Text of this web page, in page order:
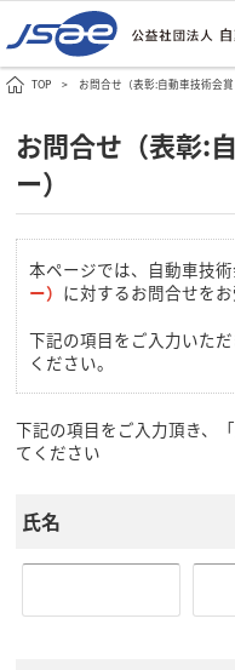
TOP お問合せ（表彰:自動車技術会賞
お問合せ（表彰:
ー）
本ページでは、自動車技
ー） に対するお問合せをお
下記の項目をご入力いた
ください。
下記の項目をご入力頂き、
てください
氏名